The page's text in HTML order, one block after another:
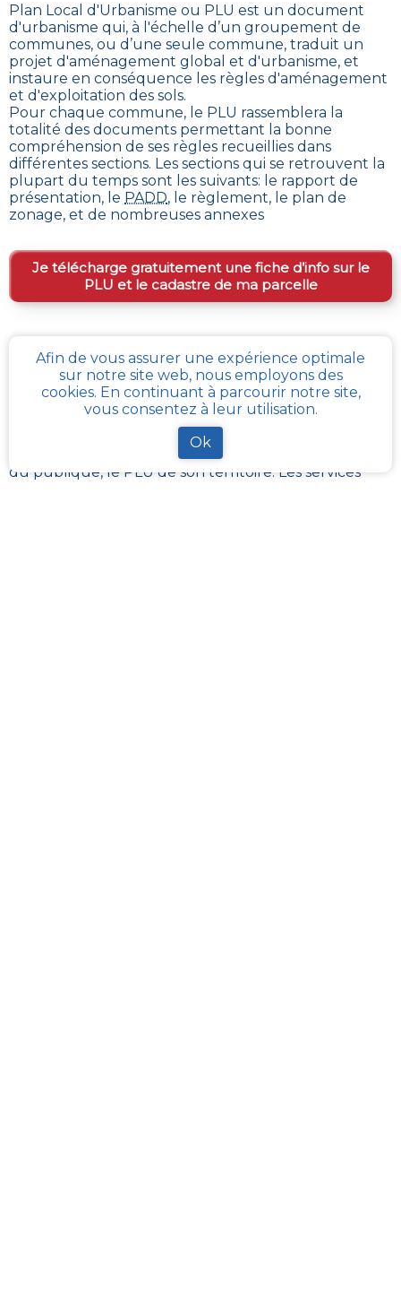
Plan Local d'Urbanisme ou PLU est un document
d'urbanisme qui, à l'échelle d’un groupement de
communes, ou d’une seule commune, traduit un
projet d'aménagement global et d'urbanisme, et
instaure en conséquence les règles d'aménagement
et d'exploitation des sols.
Pour chaque commune, le PLU rassemblera la
totalité des documents permettant la bonne
compréhension de ses règles recueillies dans
différentes sections. Les sections qui se retrouvent la
plupart du temps sont les suivants: le rapport de
présentation, le PADD, le règlement, le plan de
zonage, et de nombreuses annexes
Je télécharge gratuitement une fiche d’info sur le
PLU et le cadastre de ma parcelle
Comment obtenir gratuitement le Règlement
d’Urbanisme ou PLU de Tesse-froulay?
obtenir le PLU gratuitement,il faut s’adresser
ou de l’intercommunalité Chaque commune
française a pour charge de tenir à jour et à disposition
du publique, le PLU de son territoire. Les services
Afin de vous assurer une expérience optimale
sur notre site web, nous employons des
cookies. En continuant à parcourir notre site,
vous consentez à leur utilisation.
Ok